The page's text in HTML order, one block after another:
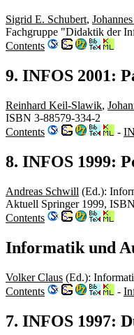
Sigrid E. Schubert,
Fachgruppe "Didaktik der
Contents
9. INFOS 2001:
Reinhard Keil-Slawik,
ISBN 3-88579-334-2
Contents
-
8. INFOS 1999:
Andreas Schwill (Ed.):
Aktuell Springer 1999,
Contents
Informatik und
Volker Claus (Ed.):
Contents
-
7. INFOS 1997: